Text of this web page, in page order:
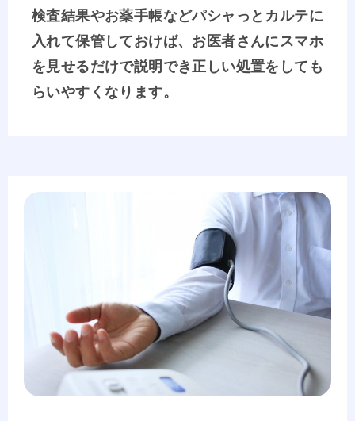
検査結果やお薬手帳などパシャっとカルテに
入れて保管しておけば、お医者さんにスマホ
を見せるだけで説明でき正しい処置をしても
らいやすくなります。